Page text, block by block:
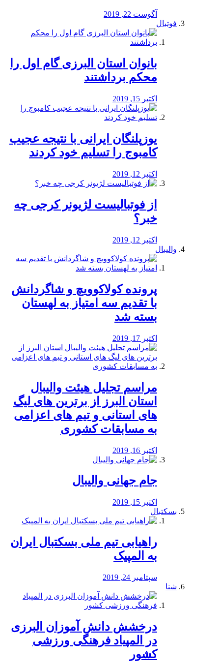
آگوست 22, 2019
فوتبال
بانوان استان البرزی گام اول را
محكم برداشتند
اکتبر 15, 2019
یوزپلنگان ایرانی با نتیجه عجیب
کامبوج را تسلیم خود کردند
اکتبر 12, 2019
از فوتبالیست لژیونر کرجی چه
خبر؟
اکتبر 12, 2019
والیبال
پرونده کولاکوویچ و شاگردانش
با تقدیم سه امتیاز به لهستان
بسته شد
اکتبر 17, 2019
مراسم تجلیل هیئت والیبال
استان البرز از برترین های لیگ
های استانی و تیم های اعزامی
به مسابقات کشوری
اکتبر 16, 2019
جام جهانی والیبال
اکتبر 15, 2019
بسکتبال
راهیابی تیم ملی بسکتبال ایران
به المپیک
سپتامبر 24, 2019
شنا
درخشش دانش آموزان البرزی
در المپیاد فرهنگی ورزشی
کشور